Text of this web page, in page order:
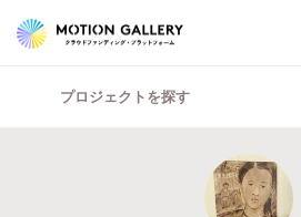
プロジェクトを探す